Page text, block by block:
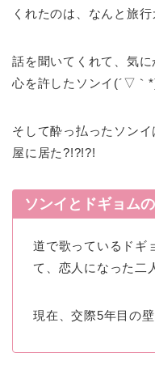
くれたのは、なんと旅
話を聞いてくれて、気
心を許したソンイ(´▽｀
そして酔っ払ったソン
屋に居た?!?!?!
ソンイとドギョム
道で歌っているドギ
て、恋人になった二
現在、交際5年目の